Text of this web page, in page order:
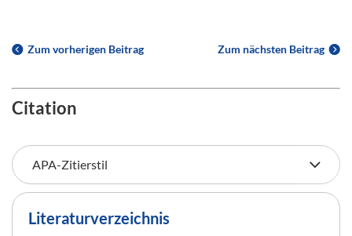
Zum vorherigen Beitrag Zum nächsten Beitrag
Citation
Literaturverzeichnis